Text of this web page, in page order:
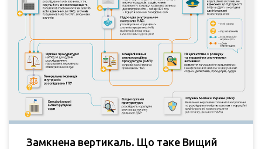
Замкнена вертикаль. Що таке Вищий